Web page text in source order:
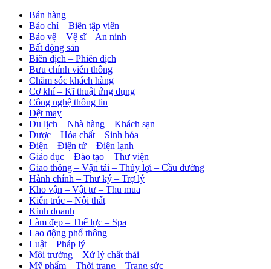
Bán hàng
Báo chí – Biên tập viên
Bảo vệ – Vệ sĩ – An ninh
Bất động sản
Biên dịch – Phiên dịch
Bưu chính viễn thông
Chăm sóc khách hàng
Cơ khí – Kĩ thuật ứng dụng
Công nghệ thông tin
Dệt may
Du lịch – Nhà hàng – Khách sạn
Dược – Hóa chất – Sinh hóa
Điện – Điện tử – Điện lạnh
Giáo dục – Đào tạo – Thư viện
Giao thông – Vận tải – Thủy lợi – Cầu đường
Hành chính – Thư ký – Trợ lý
Kho vận – Vật tư – Thu mua
Kiến trúc – Nội thất
Kinh doanh
Làm đẹp – Thể lực – Spa
Lao động phổ thông
Luật – Pháp lý
Môi trường – Xử lý chất thải
Mỹ phẩm – Thời trang – Trang sức